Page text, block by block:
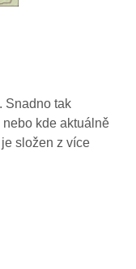
06:15
06:05
05:55
Snadno tak
kde aktuálně
složen z více